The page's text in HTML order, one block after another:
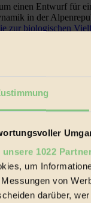
unsere 1022
um
von
darüber,
einen Entwurf für
in der
zur biologischen
mehr auszupacken.